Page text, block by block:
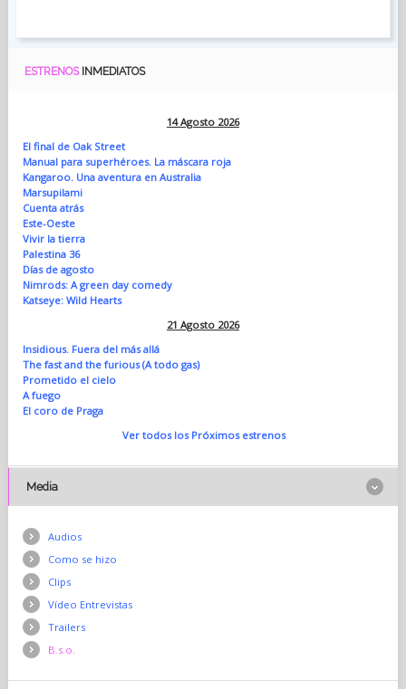
ESTRENOS INMEDIATOS
14 Agosto 2026
El final de Oak Street
Manual para superhéroes. La máscara roja
Kangaroo. Una aventura en Australia
Marsupilami
Cuenta atrás
Este-Oeste
Vivir la tierra
Palestina 36
Días de agosto
Nimrods: A green day comedy
Katseye: Wild Hearts
21 Agosto 2026
Insidious. Fuera del más allá
The fast and the furious (A todo gas)
Prometido el cielo
A fuego
El coro de Praga
Ver todos los Próximos estrenos
Media
Audios
Como se hizo
Clips
Vídeo Entrevistas
Trailers
B.s.o.